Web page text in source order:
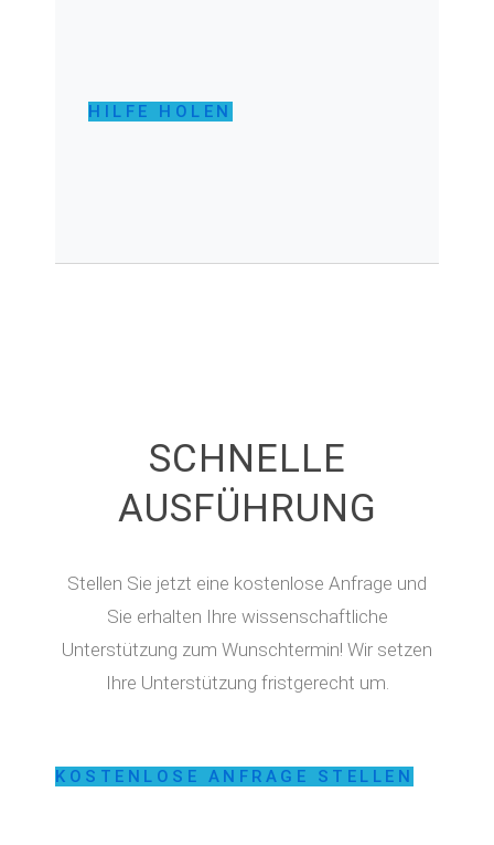
HILFE HOLEN
SCHNELLE
AUSFÜHRUNG
Stellen Sie jetzt eine kostenlose Anfrage und
Sie erhalten Ihre wissenschaftliche
Unterstützung zum Wunschtermin! Wir setzen
Ihre Unterstützung fristgerecht um.
KOSTENLOSE ANFRAGE STELLEN